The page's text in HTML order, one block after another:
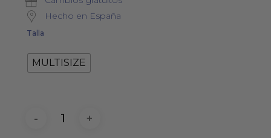
84,00€.
Hecho en España
Talla
MULTISIZE